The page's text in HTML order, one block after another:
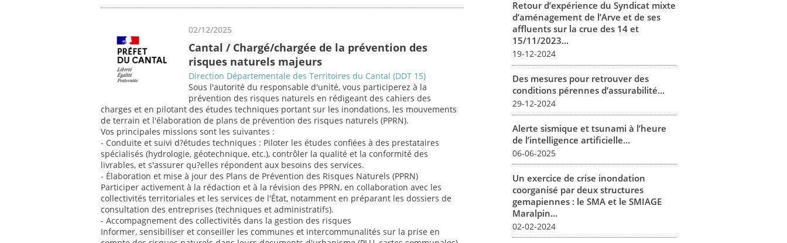
02/12/2025
Cantal / Chargé/chargée de la prévention des
risques naturels majeurs
Direction Départementale des Territoires du Cantal (DDT 15)
Sous l'autorité du responsable d'unité, vous participerez à la
prévention des risques naturels en rédigeant des cahiers des
charges et en pilotant des études techniques portant sur les inondations, les mouvements
de terrain et l'élaboration de plans de prévention des risques naturels (PPRN).
Vos principales missions sont les suivantes :
- Conduite et suivi d?études techniques : Piloter les études confiées à des prestataires
spécialisés (hydrologie, géotechnique, etc.), contrôler la qualité et la conformité des
livrables, et s'assurer qu?elles répondent aux besoins des services.
- Élaboration et mise à jour des Plans de Prévention des Risques Naturels (PPRN)
Participer activement à la rédaction et à la révision des PPRN, en collaboration avec les
collectivités territoriales et les services de l'État, notamment en préparant les dossiers de
consultation des entreprises (techniques et administratifs).
- Accompagnement des collectivités dans la gestion des risques
Informer, sensibiliser et conseiller les communes et intercommunalités sur la prise en
Retour d’expérience du Syndicat mixte
d’aménagement de l’Arve et de ses
affluents sur la crue des 14 et
15/11/2023...
19-12-2024
Des mesures pour retrouver des
conditions pérennes d’assurabilité...
29-12-2024
Alerte sismique et tsunami à l’heure
de l’intelligence artificielle...
06-06-2025
Un exercice de crise inondation
coorganisé par deux structures
gemapiennes : le SMA et le SMIAGE
Maralpin...
02-02-2024